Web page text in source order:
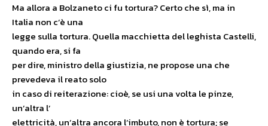
Ma allora a Bolzaneto ci fu tortura? Certo che sì, ma in
Italia non c’è una
legge sulla tortura. Quella macchietta del leghista Castelli,
quando era, si fa
per dire, ministro della giustizia, ne propose una che
prevedeva il reato solo
in caso di reiterazione: cioè, se usi una volta le pinze,
un’altra l’
elettricità, un’altra ancora l’imbuto, non è tortura; se